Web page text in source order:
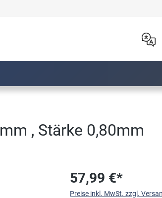
, Stärke 0,80mm
57,99 €*
Preise inkl. MwSt. zzgl.